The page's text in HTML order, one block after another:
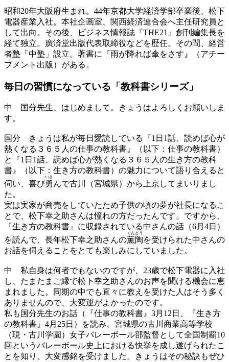
昭和20年大阪府生まれ。44年京都大学経済学部卒業後、松下
電器産業入社。本社企画室、関西経済連合会へ主任研究員と
して出向。その後、ビジネス情報誌『THE21』創刊編集長を
経て独立。廣済堂出版代表取締役などを歴任。その間、経営
者塾「中塾」設立。著書に『雨が降れば傘をさす』（アチー
ブメント出版）がある。
毎日の習慣になっている 「教科書シリーズ」
中
国分先生、はじめまして。きょうはよろしくお願いしま
す。
国分 きょうは私が毎日愛読している『1日1話、読めば心が
熱くなる３６５人の仕事の教科書』（以下：仕事の教科書）
と『1日1話、読めば心が熱くなる３６５人の生き方の教科
書』（以下：生き方の教科書）の魅力について語り合えると
伺い、喜び勇
いさ
んで古川（宮城県）から上京してまいりまし
た。
実は実家が商売をしていたため子供の頃の夢が社長になるこ
とで、松下幸之助さんは憧れの方だったんです。ですから、
『生き方の教科書』に収録されている中さんの話（6月4日）
を読んで、長年松下幸之助さんの薫
くん
陶
とう
を受けられた中さんの
お話を伺えることをとても楽しみにしていました。
中
私自身は何者でもないのですが、23歳で松下電器に入社
し、たまたまご縁で松下幸之助さんのお声を聞ける機会に恵
まれました。同期の中でも直々に教えを受けた人はそう多く
ありませんので、大変運がよかったのです。
私も国分先生のお話（『仕事の教科書』3月12日、『生き方
の教科書』4月25日）を読み、宮城県の古川商業高等学校
（現・古川学園）女子バレーボール部監督として全国制覇10
回というバレーボール史上における快挙を成し遂げられたこ
とを知り、大変感銘を受けました。きょうはその秘訣もぜひ